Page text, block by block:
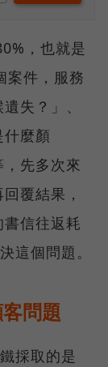
，也就是
案件，服務
失？」、
什麼顏
先多次來
覆結果，
信往返耗
這個問題。
問題
採取的是